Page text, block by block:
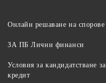
Онлайн решаване на спорове
ЗА ПБ Лични финанси
Условия за кандидатстване за
кредит